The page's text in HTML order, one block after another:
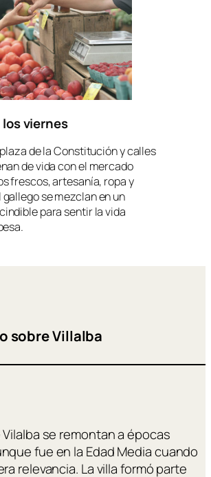
viernes
de la Constitución y calles
de vida con el mercado
frescos, artesanía, ropa y
se mezclan en un
para sentir la vida
sobreVillalba
se remontan a épocas
fue en la Edad Media cuando
relevancia. La villa formó parte